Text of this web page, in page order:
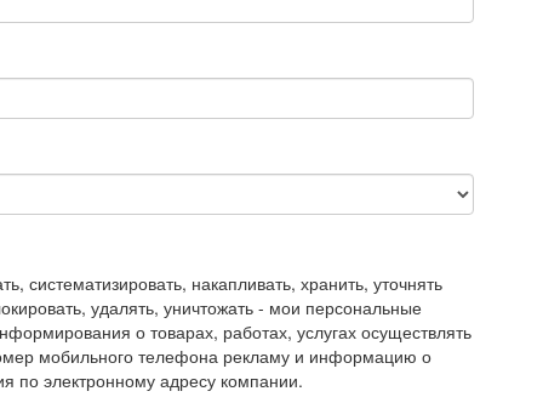
накапливать, хранить, уточнять
удалять, уничтожать - мои персональные
о товарах, работах, услугах осуществлять
мобильного телефона рекламу и информацию о
по электронному адресу компании.